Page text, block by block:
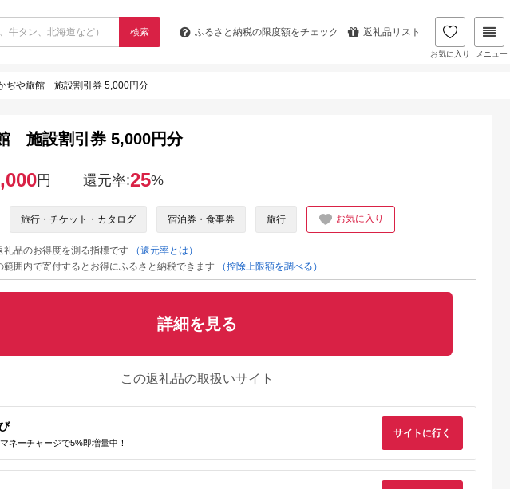
検索 ふるさと納税の限度額をチェック 返礼品リスト
お気に入り メニュー
ぢや旅館 施設割引券 5,000円分
施設割引券 5,000円分
円 還元率:25%
旅行・チケット・カタログ 宿泊券・食事券 旅行 お気に入り
品のお得度を測る指標です
（還元率とは）
囲内で寄付するとお得にふるさと納税できます
（控除上限額を調べる）
詳細を見る
この返礼品の取扱いサイト
ネーチャージで5%即増量中！
サイトに行く